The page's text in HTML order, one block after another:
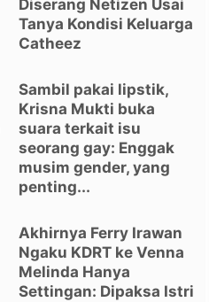
Diserang Netizen Usai
Tanya Kondisi Keluarga
Catheez
Sambil pakai lipstik,
Krisna Mukti buka
suara terkait isu
seorang gay: Enggak
musim gender, yang
penting...
Akhirnya Ferry Irawan
Ngaku KDRT ke Venna
Melinda Hanya
Settingan: Dipaksa Istri